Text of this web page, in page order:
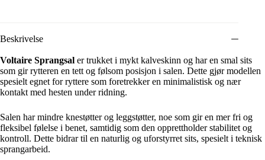
Beskrivelse
Voltaire Sprangsal er trukket i mykt kalveskinn og har en smal sits
som gir rytteren en tett og følsom posisjon i salen. Dette gjør modellen
spesielt egnet for ryttere som foretrekker en minimalistisk og nær
kontakt med hesten under ridning.
Salen har mindre knestøtter og leggstøtter, noe som gir en mer fri og
fleksibel følelse i benet, samtidig som den opprettholder stabilitet og
kontroll. Dette bidrar til en naturlig og uforstyrret sits, spesielt i teknisk
sprangarbeid.